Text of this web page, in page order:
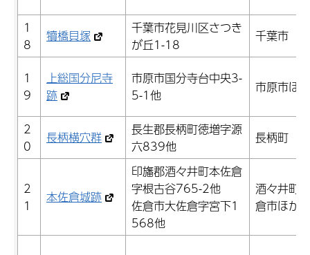
1
8
犢橋貝塚
千葉市花見川区さつき
が丘1-18
千葉市
1
9
上総国分尼寺
跡
市原市国分寺台中央3-
5-1他
市原市ほか
2
0
長柄横穴群
長生郡長柄町徳増字源
六839他
長柄町
2
1
本佐倉城跡
印旛郡酒々井町本佐倉
字根古谷765-2他
佐倉市大佐倉字宮下1
568他
酒々井町
倉市ほか